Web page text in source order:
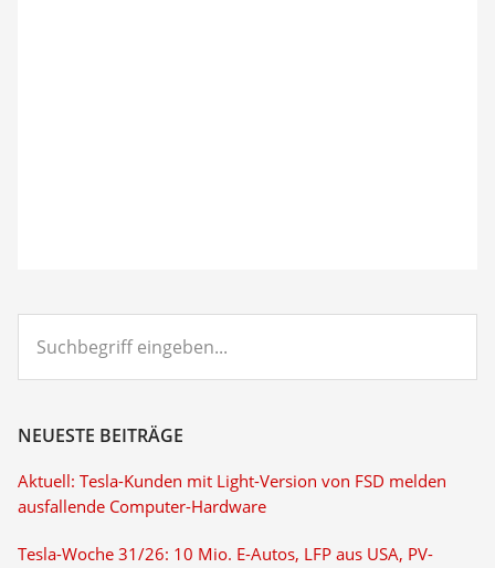
eingeben...
NEUESTE BEITRÄGE
Aktuell: Tesla-Kunden mit Light-Version von FSD melden
ausfallende Computer-Hardware
Tesla-Woche 31/26: 10 Mio. E-Autos, LFP aus USA, PV-